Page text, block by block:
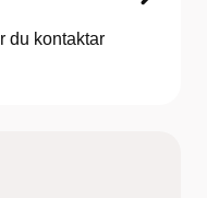
du kontaktar